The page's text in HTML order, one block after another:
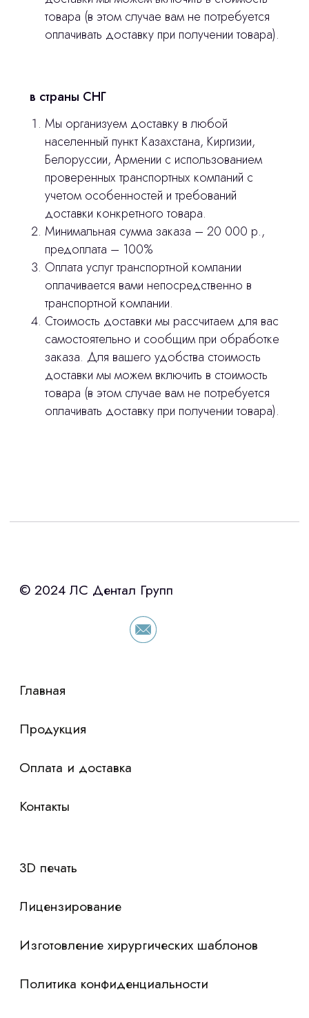
товара (в этом случае вам не потребуется
оплачивать доставку при получении товара).
в страны СНГ
Мы организуем доставку в любой
населенный пункт Казахстана, Киргизии,
Белоруссии, Армении с использованием
проверенных транспортных компаний с
учетом особенностей и требований
доставки конкретного товара.
Минимальная сумма заказа – 20 000 р.,
предоплата – 100%
Оплата услуг транспортной компании
оплачивается вами непосредственно в
транспортной компании.
Стоимость доставки мы рассчитаем для вас
самостоятельно и сообщим при обработке
заказа. Для вашего удобства стоимость
доставки мы можем включить в стоимость
товара (в этом случае вам не потребуется
оплачивать доставку при получении товара).
Интересует лизинг?
«Уралпромлизинг» подберем выгодные
условия по лизингу оборудования,
просто оставьте контакты чтобы мы
сориентировали по условиям
сделано
Продукция
3D печать
Лицензирование
Изготовление хирургических шаблонов
Оплата и доставка
Политика конфиденциальности
stasicus